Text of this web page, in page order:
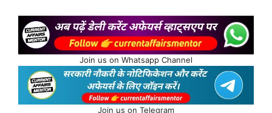
Join us on Whatsapp Channel
Join us on Telegram